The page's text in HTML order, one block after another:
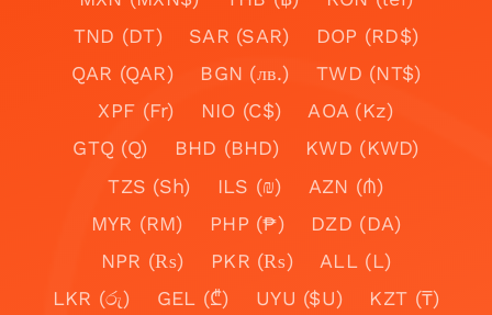
TND (DT)
SAR (SAR)
DOP (RD$)
QAR (QAR)
BGN (лв.)
TWD (NT$)
XPF (Fr)
NIO (C$)
AOA (Kz)
GTQ (Q)
BHD (BHD)
KWD (KWD)
TZS (Sh)
ILS (₪)
AZN (₼)
MYR (RM)
PHP (₱)
DZD (DA)
NPR (₨)
PKR (₨)
ALL (L)
LKR (රු)
GEL (₾) UYU ($U)
KZT (₸)